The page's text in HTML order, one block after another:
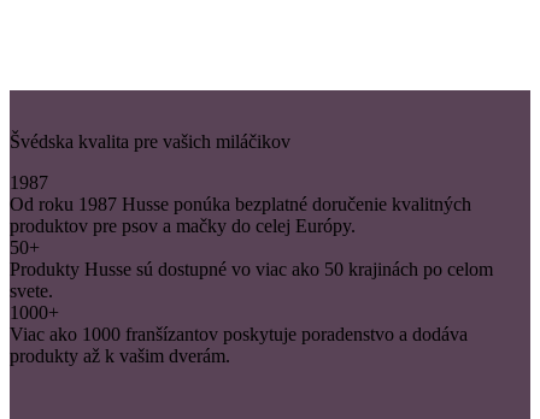
Švédska kvalita pre vašich miláčikov
1987
Od roku 1987 Husse ponúka bezplatné doručenie kvalitných
produktov pre psov a mačky do celej Európy.
50+
Produkty Husse sú dostupné vo viac ako 50 krajinách po celom
svete.
1000+
Viac ako 1000 franšízantov poskytuje poradenstvo a dodáva
produkty až k vašim dverám.